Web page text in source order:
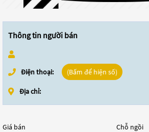
Thông tin người bán
Điện thoại: (Bấm để hiện số)
Địa chỉ:
Giá bán Chỗ ngồi